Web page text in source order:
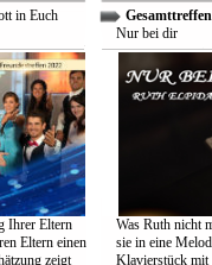
in Euch
Ihrer Eltern
Eltern einen
zeigt
Nur bei dir
Was Ruth nicht
sie in eine
Klavierstück mit